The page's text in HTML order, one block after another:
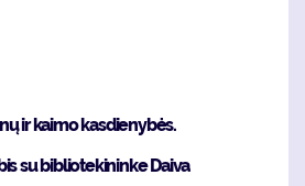
ir kaimo kasdienybės.
su bibliotekininke Daiva